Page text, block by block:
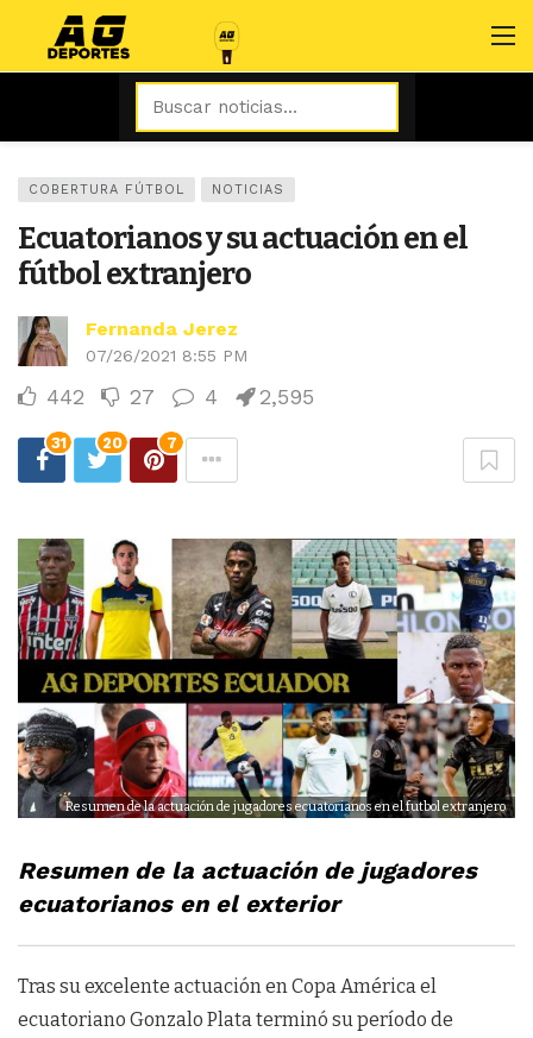
COBERTURA FÚTBOL NOTICIAS
Ecuatorianos y su actuación en el
fútbol extranjero
Fernanda Jerez
07/26/2021 8:55 PM
442 27 4 2,595
31 20 7
Resumen de la actuación de jugadores ecuatorianos en el futbol extranjero
Resumen de la actuación de jugadores
ecuatorianos en el exterior
Tras su excelente actuación en Copa América el
ecuatoriano Gonzalo Plata terminó su período de